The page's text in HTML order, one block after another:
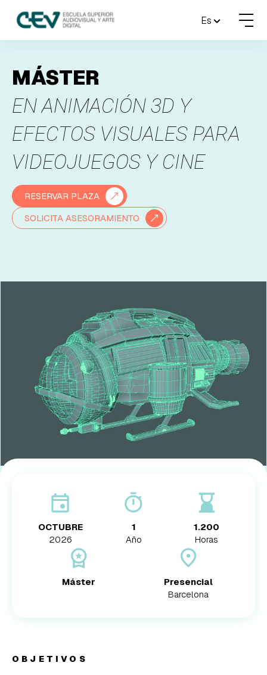
MENU
ACTUALIDAD
ESCUELA
CONTACTO
RESERVAR PLAZA VISITAR ESCUELA
919 54 07 25 931 76 23 43
Es
MÁSTER
EN ANIMACIÓN 3D Y
EFECTOS VISUALES PARA
VIDEOJUEGOS Y CINE
RESERVAR PLAZA
SOLICITA ASESORAMIENTO
OCTUBRE
2026
1
Año
1.200
Horas
Máster
Presencial
Barcelona
OBJETIVOS